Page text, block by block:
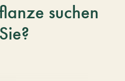
suchen
Sie?